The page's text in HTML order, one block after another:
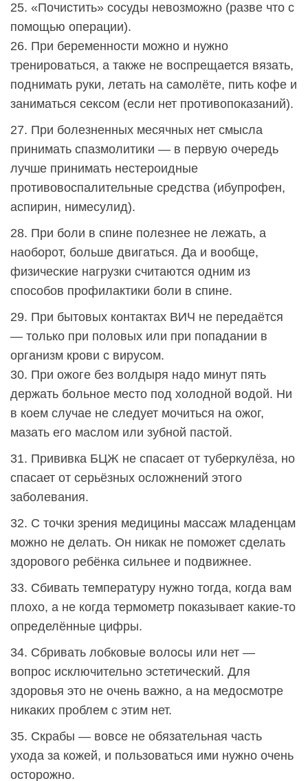
25. «Почистить» сосуды невозможно (разве что с
помощью операции).
26. При беременности можно и нужно
тренироваться, а также не воспрещается вязать,
поднимать руки, летать на самолёте, пить кофе и
заниматься сексом (если нет противопоказаний).
27. При болезненных месячных нет смысла
принимать спазмолитики — в первую очередь
лучше принимать нестероидные
противовоспалительные средства (ибупрофен,
аспирин, нимесулид).
28. При боли в спине полезнее не лежать, а
наоборот, больше двигаться. Да и вообще,
физические нагрузки считаются одним из
способов профилактики боли в спине.
29. При бытовых контактах ВИЧ не передаётся
— только при половых или при попадании в
организм крови с вирусом.
30. При ожоге без волдыря надо минут пять
держать больное место под холодной водой. Ни
в коем случае не следует мочиться на ожог,
мазать его маслом или зубной пастой.
31. Прививка БЦЖ не спасает от туберкулёза, но
спасает от серьёзных осложнений этого
заболевания.
32. С точки зрения медицины массаж младенцам
можно не делать. Он никак не поможет сделать
здорового ребёнка сильнее и подвижнее.
33. Сбивать температуру нужно тогда, когда вам
плохо, а не когда термометр показывает какие-то
определённые цифры.
34. Сбривать лобковые волосы или нет —
вопрос исключительно эстетический. Для
здоровья это не очень важно, а на медосмотре
никаких проблем с этим нет.
35. Скрабы — вовсе не обязательная часть
ухода за кожей, и пользоваться ими нужно очень
осторожно.